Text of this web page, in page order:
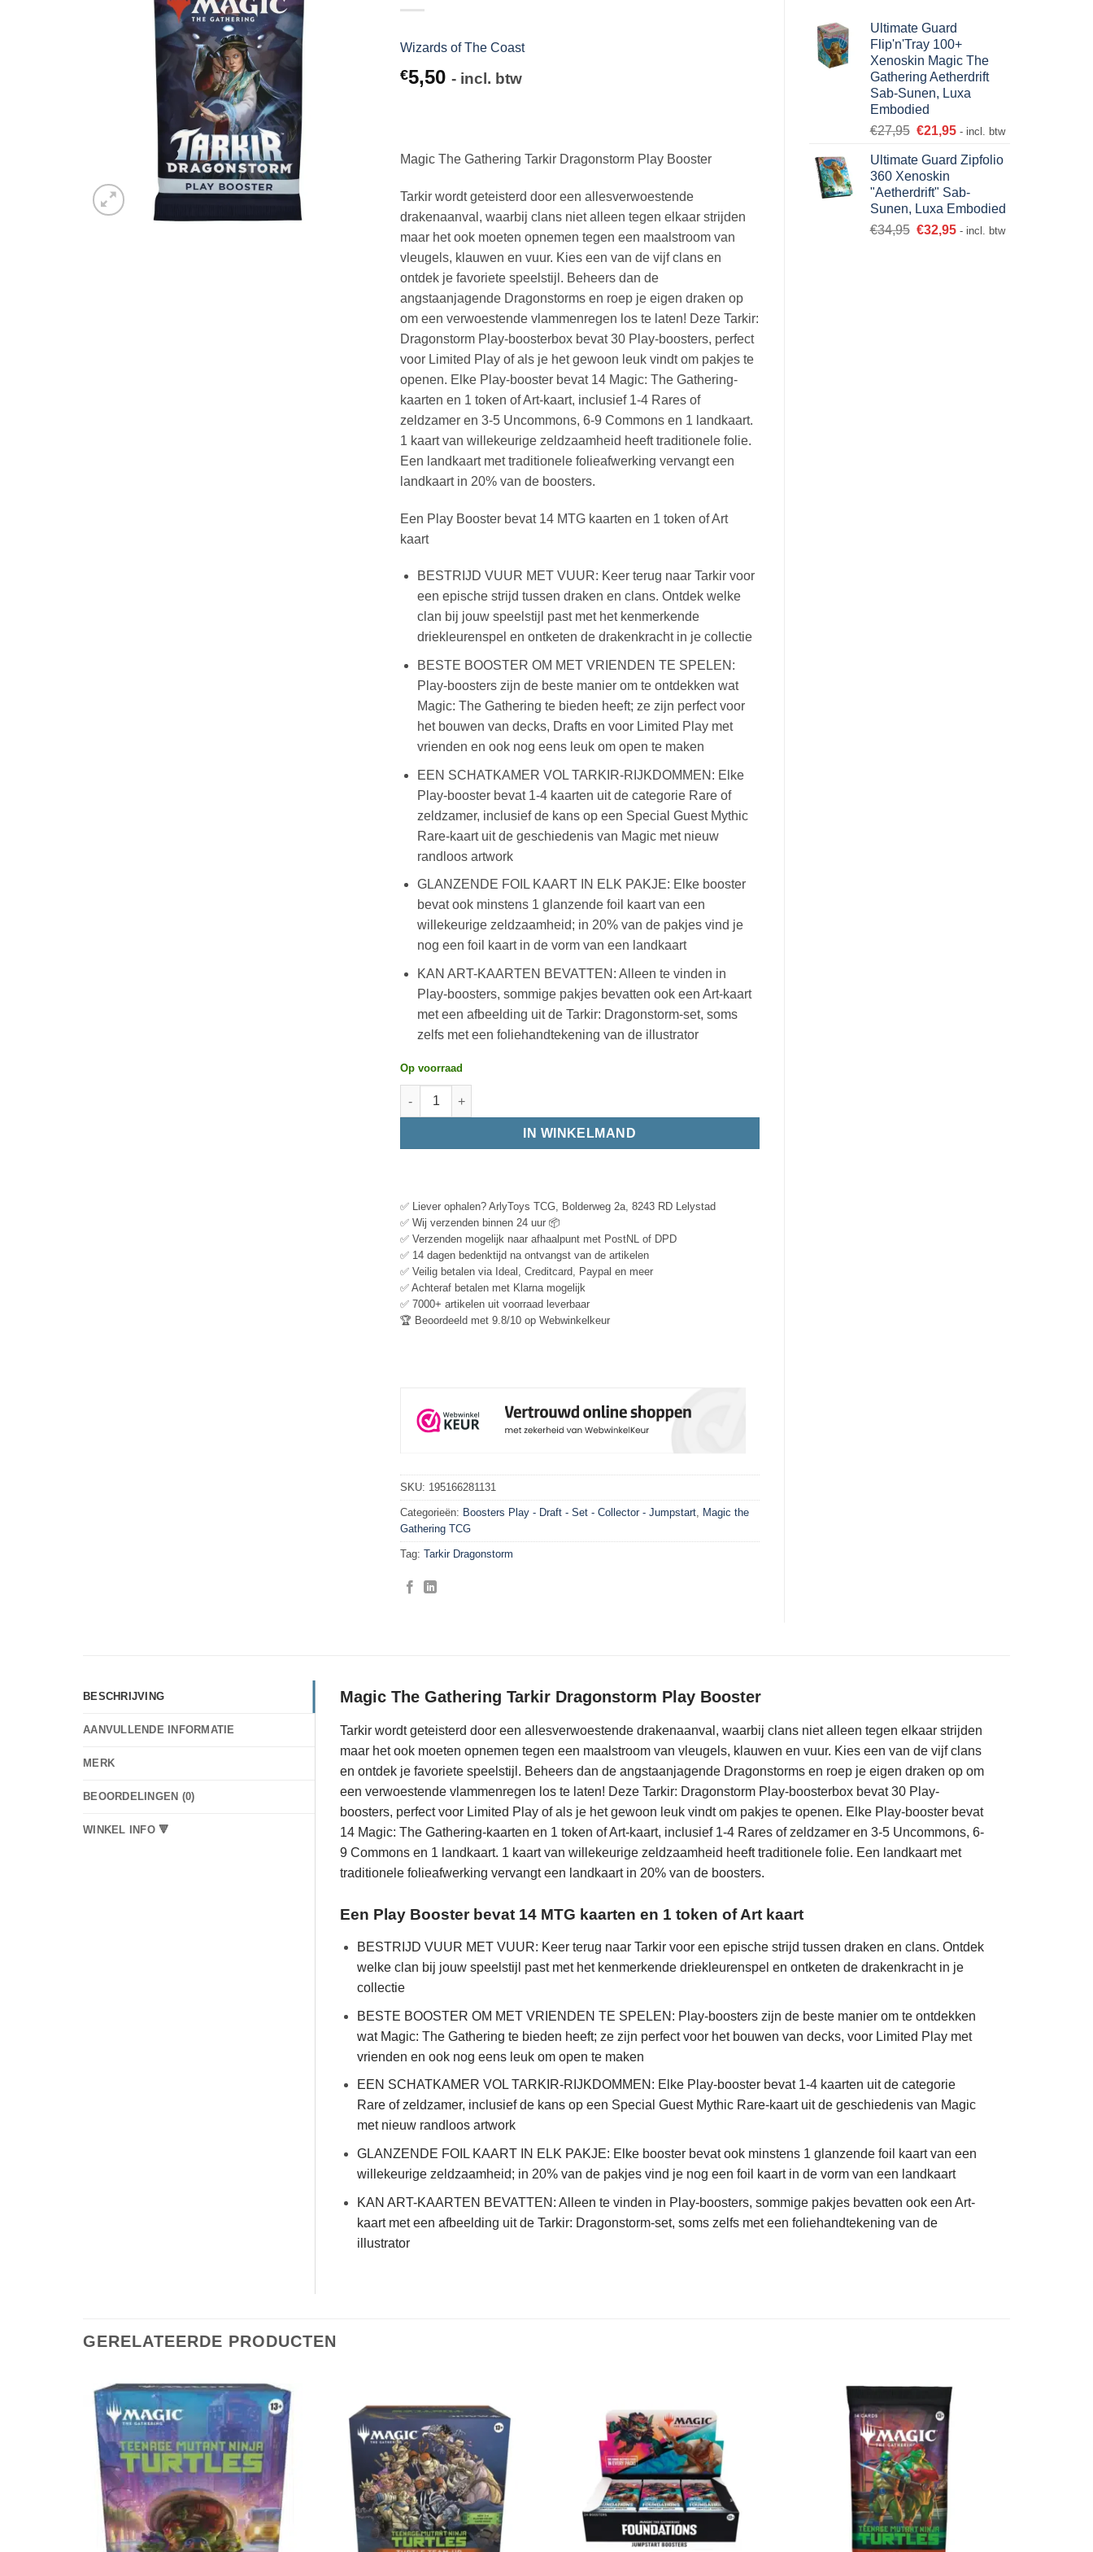
Wizards of The Coast
€5,50 - incl. btw
Magic The Gathering Tarkir Dragonstorm Play Booster
Tarkir wordt geteisterd door een allesverwoestende
drakenaanval, waarbij clans niet alleen tegen elkaar strijden
maar het ook moeten opnemen tegen een maalstroom van
vleugels, klauwen en vuur. Kies een van de vijf clans en
ontdek je favoriete speelstijl. Beheers dan de
angstaanjagende Dragonstorms en roep je eigen draken op
om een verwoestende vlammenregen los te laten! Deze Tarkir:
Dragonstorm Play-boosterbox bevat 30 Play-boosters, perfect
voor Limited Play of als je het gewoon leuk vindt om pakjes te
openen. Elke Play-booster bevat 14 Magic: The Gathering-
kaarten en 1 token of Art-kaart, inclusief 1-4 Rares of
zeldzamer en 3-5 Uncommons, 6-9 Commons en 1 landkaart.
1 kaart van willekeurige zeldzaamheid heeft traditionele folie.
Een landkaart met traditionele folieafwerking vervangt een
landkaart in 20% van de boosters.
Een Play Booster bevat 14 MTG kaarten en 1 token of Art
kaart
BESTRIJD VUUR MET VUUR: Keer terug naar Tarkir voor
een epische strijd tussen draken en clans. Ontdek welke
clan bij jouw speelstijl past met het kenmerkende
driekleurenspel en ontketen de drakenkracht in je collectie
BESTE BOOSTER OM MET VRIENDEN TE SPELEN:
Play-boosters zijn de beste manier om te ontdekken wat
Magic: The Gathering te bieden heeft; ze zijn perfect voor
het bouwen van decks, Drafts en voor Limited Play met
vrienden en ook nog eens leuk om open te maken
EEN SCHATKAMER VOL TARKIR-RIJKDOMMEN: Elke
Play-booster bevat 1-4 kaarten uit de categorie Rare of
zeldzamer, inclusief de kans op een Special Guest Mythic
Rare-kaart uit de geschiedenis van Magic met nieuw
randloos artwork
GLANZENDE FOIL KAART IN ELK PAKJE: Elke booster
bevat ook minstens 1 glanzende foil kaart van een
willekeurige zeldzaamheid; in 20% van de pakjes vind je
nog een foil kaart in de vorm van een landkaart
KAN ART-KAARTEN BEVATTEN: Alleen te vinden in
Play-boosters, sommige pakjes bevatten ook een Art-kaart
met een afbeelding uit de Tarkir: Dragonstorm-set, soms
zelfs met een foliehandtekening van de illustrator
Op voorraad
IN WINKELMAND
✅ Liever ophalen? ArlyToys TCG, Bolderweg 2a, 8243 RD Lelystad
✅ Wij verzenden binnen 24 uur 📦
✅ Verzenden mogelijk naar afhaalpunt met PostNL of DPD
✅ 14 dagen bedenktijd na ontvangst van de artikelen
✅ Veilig betalen via Ideal, Creditcard, Paypal en meer
✅ Achteraf betalen met Klarna mogelijk
✅ 7000+ artikelen uit voorraad leverbaar
🏆 Beoordeeld met 9.8/10 op Webwinkelkeur
SKU: 195166281131
Categorieën: Boosters Play - Draft - Set - Collector - Jumpstart Magic the
Gathering TCG
Tag: Tarkir Dragonstorm
Ultimate Guard
Flip'n'Tray 100+
Xenoskin Magic The
Gathering Aetherdrift
Sab-Sunen, Luxa
Embodied
€27,95 €21,95 - incl. btw
Ultimate Guard Zipfolio
360 Xenoskin
"Aetherdrift" Sab-
Sunen, Luxa Embodied
€34,95 €32,95 - incl. btw
BESCHRIJVING
AANVULLENDE INFORMATIE
MERK
BEOORDELINGEN (0)
WINKEL INFO 🔻
Magic The Gathering Tarkir Dragonstorm Play Booster
Tarkir wordt geteisterd door een allesverwoestende drakenaanval, waarbij clans niet alleen tegen elkaar strijden
maar het ook moeten opnemen tegen een maalstroom van vleugels, klauwen en vuur. Kies een van de vijf clans
en ontdek je favoriete speelstijl. Beheers dan de angstaanjagende Dragonstorms en roep je eigen draken op om
een verwoestende vlammenregen los te laten! Deze Tarkir: Dragonstorm Play-boosterbox bevat 30 Play-
boosters, perfect voor Limited Play of als je het gewoon leuk vindt om pakjes te openen. Elke Play-booster bevat
14 Magic: The Gathering-kaarten en 1 token of Art-kaart, inclusief 1-4 Rares of zeldzamer en 3-5 Uncommons, 6-
9 Commons en 1 landkaart. 1 kaart van willekeurige zeldzaamheid heeft traditionele folie. Een landkaart met
traditionele folieafwerking vervangt een landkaart in 20% van de boosters.
Een Play Booster bevat 14 MTG kaarten en 1 token of Art kaart
BESTRIJD VUUR MET VUUR: Keer terug naar Tarkir voor een epische strijd tussen draken en clans. Ontdek
welke clan bij jouw speelstijl past met het kenmerkende driekleurenspel en ontketen de drakenkracht in je
collectie
BESTE BOOSTER OM MET VRIENDEN TE SPELEN: Play-boosters zijn de beste manier om te ontdekken
wat Magic: The Gathering te bieden heeft; ze zijn perfect voor het bouwen van decks, voor Limited Play met
vrienden en ook nog eens leuk om open te maken
EEN SCHATKAMER VOL TARKIR-RIJKDOMMEN: Elke Play-booster bevat 1-4 kaarten uit de categorie
Rare of zeldzamer, inclusief de kans op een Special Guest Mythic Rare-kaart uit de geschiedenis van Magic
met nieuw randloos artwork
GLANZENDE FOIL KAART IN ELK PAKJE: Elke booster bevat ook minstens 1 glanzende foil kaart van een
willekeurige zeldzaamheid; in 20% van de pakjes vind je nog een foil kaart in de vorm van een landkaart
KAN ART-KAARTEN BEVATTEN: Alleen te vinden in Play-boosters, sommige pakjes bevatten ook een Art-
kaart met een afbeelding uit de Tarkir: Dragonstorm-set, soms zelfs met een foliehandtekening van de
illustrator
GERELATEERDE PRODUCTEN